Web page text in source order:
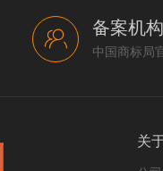
备案机构
中国商标局
关